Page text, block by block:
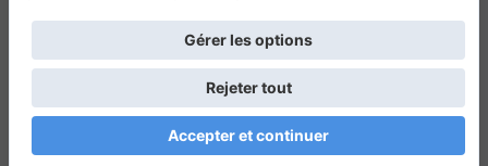
Trail Adventure Trial Mag
Boutique CPPRESSE Escapade